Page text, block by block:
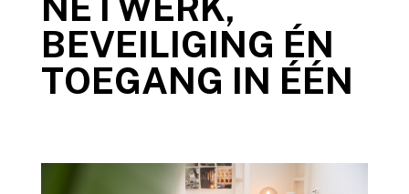
BEVEILIGING ÉN
TOEGANG IN ÉÉN